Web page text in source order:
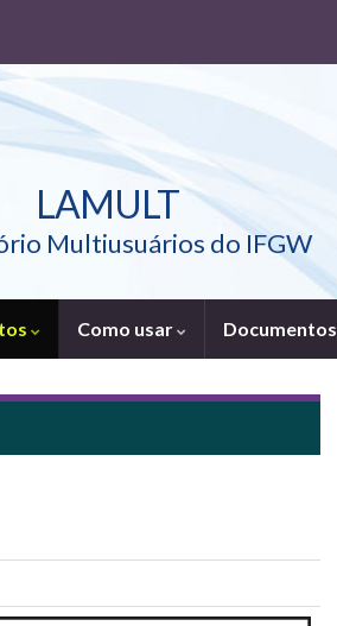
LAMULT
Multiusuários do IFGW
Como usar Documentos